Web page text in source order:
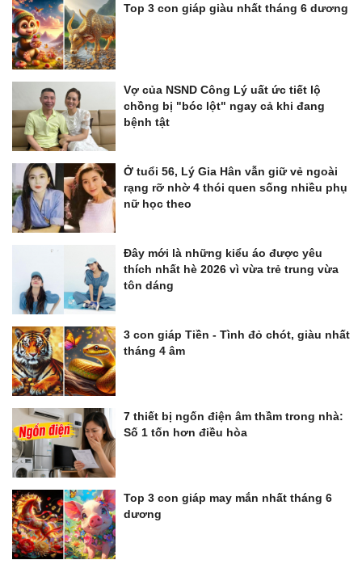
Top 3 con giáp giàu nhất tháng 6 dương
Vợ của NSND Công Lý uất ức tiết lộ
chồng bị "bóc lột" ngay cả khi đang
bệnh tật
Ở tuổi 56, Lý Gia Hân vẫn giữ vẻ ngoài
rạng rỡ nhờ 4 thói quen sống nhiều phụ
nữ học theo
Đây mới là những kiểu áo được yêu
thích nhất hè 2026 vì vừa trẻ trung vừa
tôn dáng
3 con giáp Tiền - Tình đỏ chót, giàu nhất
tháng 4 âm
7 thiết bị ngốn điện âm thầm trong nhà:
Số 1 tốn hơn điều hòa
Top 3 con giáp may mắn nhất tháng 6
dương